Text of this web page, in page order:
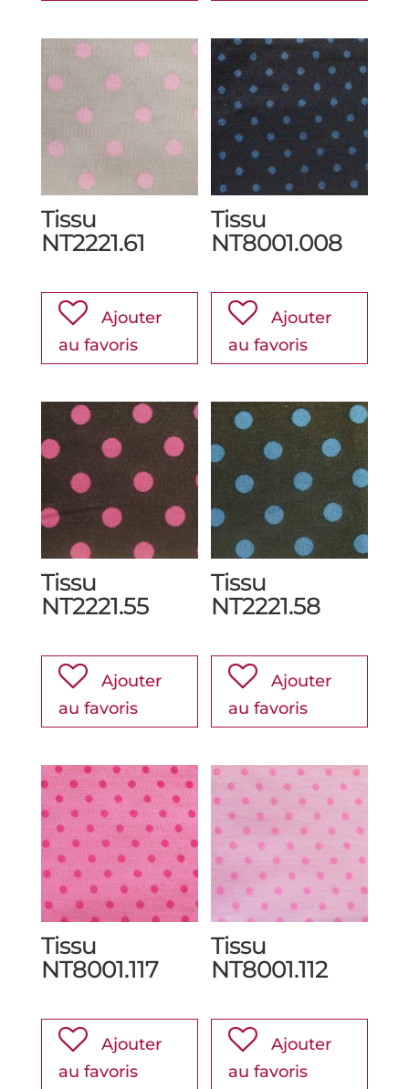
Tissu
NT2221.61
Ajouter
au favoris
Tissu
NT8001.008
Ajouter
au favoris
Tissu
NT2221.55
Ajouter
au favoris
Tissu
NT2221.58
Ajouter
au favoris
Tissu
NT8001.117
Ajouter
au favoris
Tissu
NT8001.112
Ajouter
au favoris